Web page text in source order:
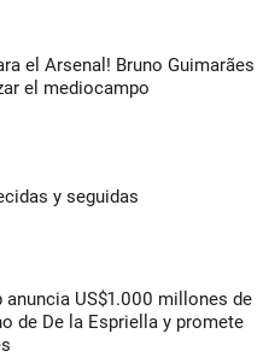
el Arsenal! Bruno Guimarães
el mediocampo
y seguidas
anuncia US$1.000 millones de
de De la Espriella y promete